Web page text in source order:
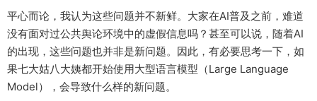
平心而论，我认为这些问题并不新鲜。大家在AI普及之前，难道
没有面对过公共舆论环境中的虚假信息吗？甚至可以说，随着AI
的出现，这些问题也并非是新问题。因此，有必要思考一下，如
果七大姑八大姨都开始使用大型语言模型（Large Language
Model），会导致什么样的新问题。